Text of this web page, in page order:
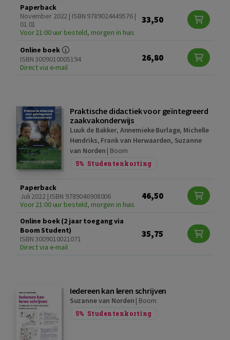
Paperback
November 2022 | ISBN 9789024449576 |
01.01
Voor 21:00 uur besteld, morgen in huis
33,50
Online boek
ISBN 3009010005194
Direct via e-mail
26,80
Praktische didactiek voor geïntegreerd
zaakvakonderwijs
Luuk de Bakker, Annemieke Burlage, Michelle
Hendriks, Frank van Herwaarden, Suzanne
van Norden | Boom
5% Studentenkorting
Paperback
Juli 2022 | ISBN 9789046908006
Voor 21:00 uur besteld, morgen in huis
46,50
Online boek (2 jaar toegang via
Boom Student)
ISBN 3009010021071
Direct via e-mail
35,75
Iedereen kan leren schrijven
Suzanne van Norden | Boom
5% Studentenkorting